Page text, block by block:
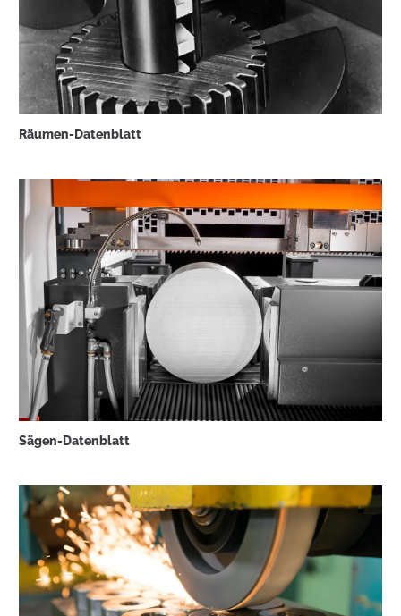
Räumen-Datenblatt
Sägen-Datenblatt